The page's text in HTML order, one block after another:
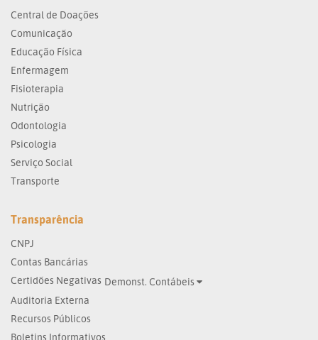
Central de Doações
Comunicação
Educação Física
Enfermagem
Fisioterapia
Nutrição
Odontologia
Psicologia
Serviço Social
Transporte
Transparência
CNPJ
Contas Bancárias
Certidões Negativas Demonst. Contábeis
Auditoria Externa
Recursos Públicos
Boletins Informativos